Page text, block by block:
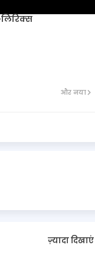
और नया
ज़्यादा दिखाएं